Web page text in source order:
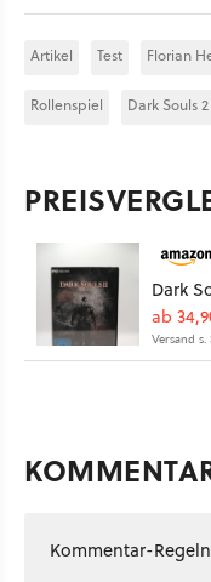
Artikel Test Florian
Rollenspiel Dark Souls 2
Dark
ab
Versand s.
Kommentar-